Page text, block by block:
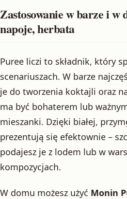
Zastosowanie w barze i w
napoje, herbata
Puree liczi to składnik, który
scenariuszach. W barze
je do tworzenia koktajli oraz
ma być bohaterem lub
mieszanki. Dzięki białej,
prezentują się efektownie –
podajesz je z lodem lub w
kompozycjach.
W domu możesz użyć Monin